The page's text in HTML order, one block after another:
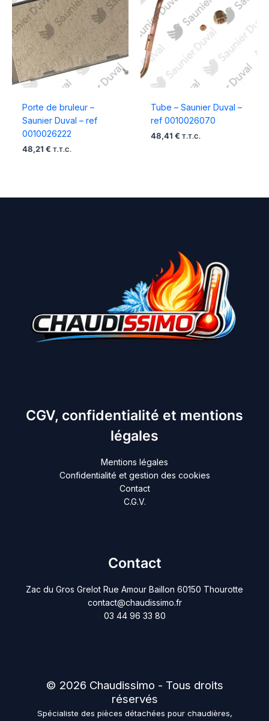
Porte de bruleur –
Saunier Duval – ref
0010026222
48,21 € T.T.C.
Tube – Saunier Duval –
ref 0010026070
48,41 € T.T.C.
CGV, confidentialité et mentions
légales
Mentions légales
Confidentialité et gestion des cookies
Contact
C.G.V.
Contact
Zac du Gros Grelot Rue Amour Baillon 60150 Thourotte
contact@chaudissimo.fr
03 44 96 33 80
© 2026 Chaudissimo - Tous droits
réservés
Spécialiste des pièces détachées pour chaudières,